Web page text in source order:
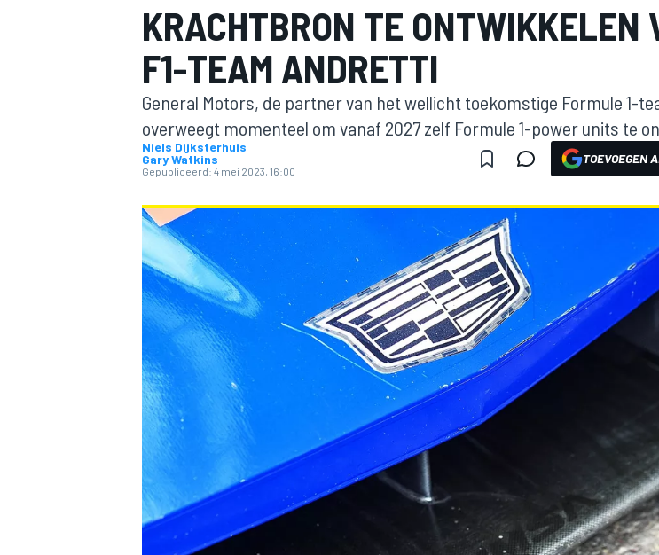
INDYCAR
KRACHTBRON TE ONTWIKKELEN
F1-TEAM ANDRETTI
General Motors, de partner van het wellicht toekomstige Formule 1-
overweegt momenteel om vanaf 2027 zelf Formule 1-power units te
Niels Dijksterhuis
Gary Watkins
Gepubliceerd: 4 mei 2023, 16:00
TOEVOEGEN